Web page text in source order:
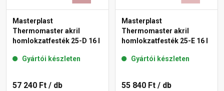
Masterplast
Thermomaster akril
homlokzatfesték 25-D 16 l
Gyártói készleten
57 240 Ft / db
Masterplast
Thermomaster akril
homlokzatfesték 25-E 16 l
Gyártói készleten
55 840 Ft / db